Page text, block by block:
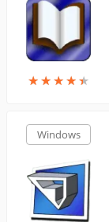
★★★★★
★★★★★
Windows